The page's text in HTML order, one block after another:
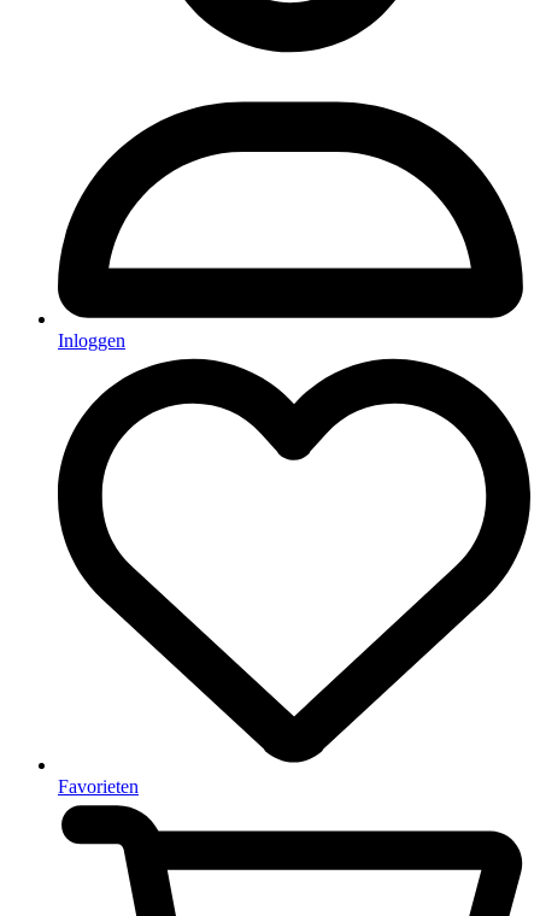
Inloggen
Favorieten